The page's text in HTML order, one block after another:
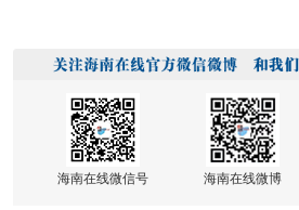
海南在线微信号 海南在线微博